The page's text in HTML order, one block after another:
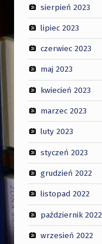
sierpień 2023
lipiec 2023
czerwiec 2023
maj 2023
kwiecień 2023
marzec 2023
luty 2023
styczeń 2023
grudzień 2022
listopad 2022
październik 2022
wrzesień 2022